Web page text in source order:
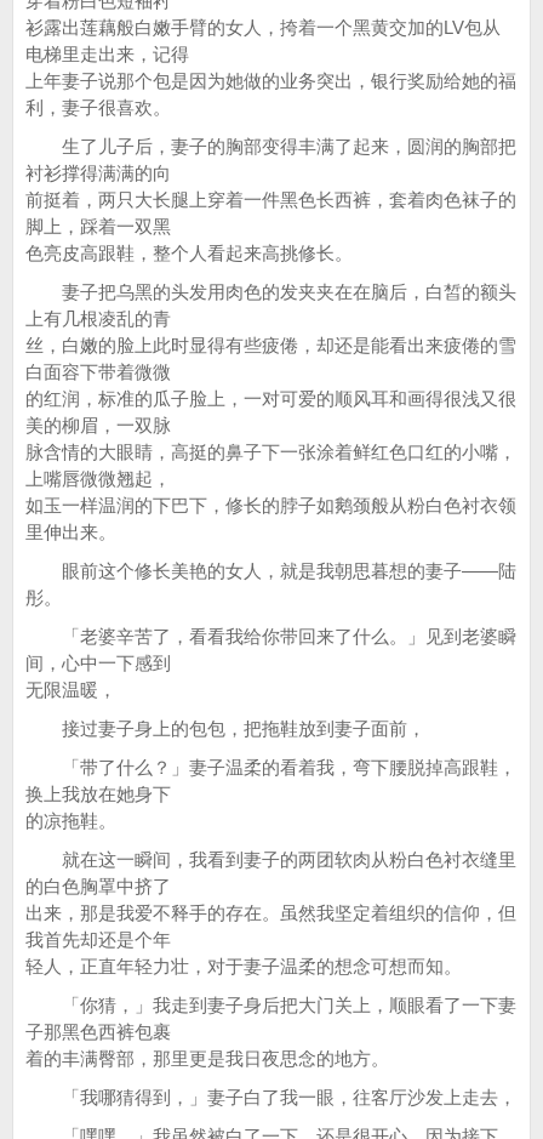
衫露出莲藕般白嫩手臂的女人，挎着一个黑黄交加的LV包从
电梯里走出来，记得
上年妻子说那个包是因为她做的业务突出，银行奖励给她的福
利，妻子很喜欢。
生了儿子后，妻子的胸部变得丰满了起来，圆润的胸部把
衬衫撑得满满的向
前挺着，两只大长腿上穿着一件黑色长西裤，套着肉色袜子的
脚上，踩着一双黑
色亮皮高跟鞋，整个人看起来高挑修长。
妻子把乌黑的头发用肉色的发夹夹在在脑后，白皙的额头
上有几根凌乱的青
丝，白嫩的脸上此时显得有些疲倦，却还是能看出来疲倦的雪
白面容下带着微微
的红润，标准的瓜子脸上，一对可爱的顺风耳和画得很浅又很
美的柳眉，一双脉
脉含情的大眼睛，高挺的鼻子下一张涂着鲜红色口红的小嘴，
上嘴唇微微翘起，
如玉一样温润的下巴下，修长的脖子如鹅颈般从粉白色衬衣领
里伸出来。
眼前这个修长美艳的女人，就是我朝思暮想的妻子——陆
彤。
「老婆辛苦了，看看我给你带回来了什么。」见到老婆瞬
间，心中一下感到
无限温暖，
接过妻子身上的包包，把拖鞋放到妻子面前，
「带了什么？」妻子温柔的看着我，弯下腰脱掉高跟鞋，
换上我放在她身下
的凉拖鞋。
就在这一瞬间，我看到妻子的两团软肉从粉白色衬衣缝里
的白色胸罩中挤了
出来，那是我爱不释手的存在。虽然我坚定着组织的信仰，但
我首先却还是个年
轻人，正直年轻力壮，对于妻子温柔的想念可想而知。
「你猜，」我走到妻子身后把大门关上，顺眼看了一下妻
子那黑色西裤包裹
着的丰满臀部，那里更是我日夜思念的地方。
「我哪猜得到，」妻子白了我一眼，往客厅沙发上走去，